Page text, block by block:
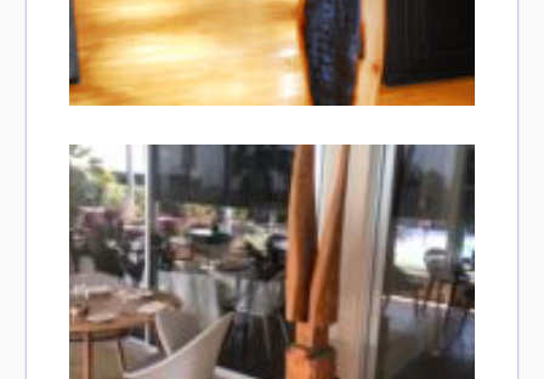
Adresse email*
Nom